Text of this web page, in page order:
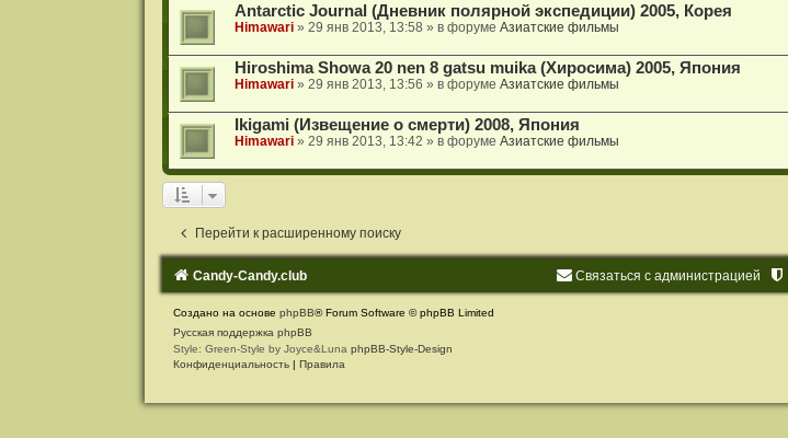
Antarctic Journal (Дневник полярной экспедиции) 2005, Корея
Himawari» 29 янв 2013, 13:58 » в форуме Азиатские фильмы
Hiroshima Showa 20 nen 8 gatsu muika (Хиросима) 2005, Япония
Himawari» 29 янв 2013, 13:56 » в форуме Азиатские фильмы
Ikigami (Извещение о смерти) 2008, Япония
Himawari» 29 янв 2013, 13:42 » в форуме Азиатские фильмы
Перейти к расширенному поиску
Candy-Candy.club Связаться с администрацией
Создано на основе phpBB® Forum Software © phpBB Limited
Русская поддержка phpBB
Style: Green-Style by Joyce&Luna phpBB-Style-Design
Конфиденциальность | Правила